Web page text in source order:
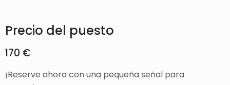
Precio del puesto
170 €
¡Reserve ahora con una pequeña señal para